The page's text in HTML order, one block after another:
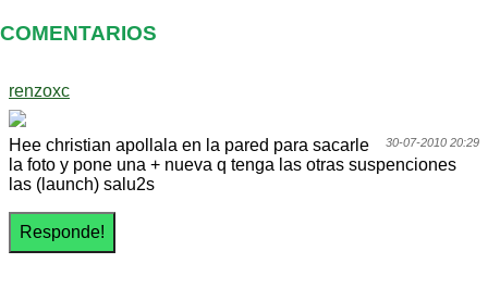
COMENTARIOS
renzoxc
30-07-2010 20:29
Hee christian apollala en la pared para sacarle
la foto y pone una + nueva q tenga las otras suspenciones
las (launch) salu2s